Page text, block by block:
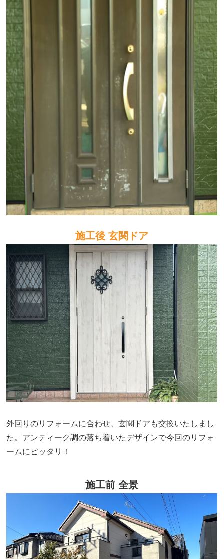
施工後 玄関ドア
外回りのリフォームに合わせ、玄関ドアも交換いたしまし
た。アンティーク調の落ち着いたデザインで今回のリフォ
ームにピッタリ！
施工前 全景